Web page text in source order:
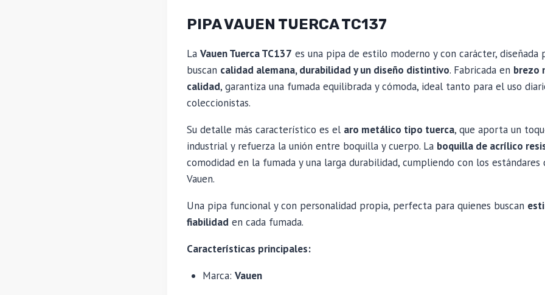
PIPA VAUEN TUERCA TC137
La Vauen Tuerca TC137 es una pipa de estilo moderno y con carácter, diseñada
buscan calidad alemana, durabilidad y un diseño distintivo. Fabricada en brezo
calidad, garantiza una fumada equilibrada y cómoda, ideal tanto para el uso
coleccionistas.
Su detalle más característico es el aro metálico tipo tuerca, que aporta un
industrial y refuerza la unión entre boquilla y cuerpo. La boquilla de acrílico
comodidad en la fumada y una larga durabilidad, cumpliendo con los
Vauen.
Una pipa funcional y con personalidad propia, perfecta para quienes buscan
fiabilidad en cada fumada.
Características principales:
Marca: Vauen